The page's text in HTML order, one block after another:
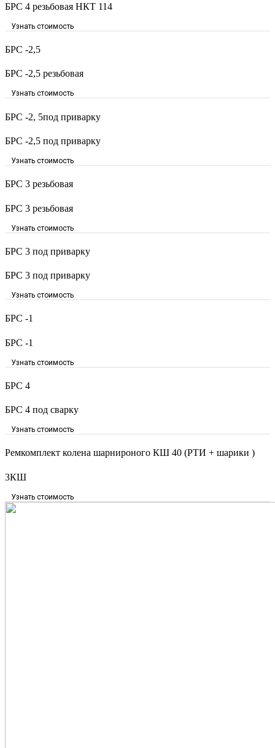
БРС 4 резьбовая НКТ 114
Узнать стоимость
БРС -2,5
БРС -2,5 резьбовая
Узнать стоимость
БРС -2, 5под приварку
БРС -2,5 под приварку
Узнать стоимость
БРС 3 резьбовая
БРС 3 резьбовая
Узнать стоимость
БРС 3 под приварку
БРС 3 под приварку
Узнать стоимость
БРС -1
БРС -1
Узнать стоимость
БРС 4
БРС 4 под сварку
Узнать стоимость
Ремкомплект колена шарнироного КШ 40 (РТИ + шарики )
3КШ
Узнать стоимость